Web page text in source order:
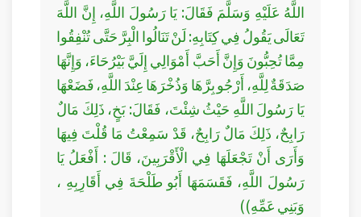
اللَّهُ عَلَيْهِ وَسَلَّمَ فَقَالَ: يَا رَسُولَ اللَّهِ، إِنَّ اللَّهَ
تَعَالَى يَقُولُ فِي كِتَابِهِ: لَنْ تَنَالُوا الْبِرَّ حَتَّى تُنْفِقُوا
مِمَّا تُحِبُّونَ وَإِنَّ أَحَبَّ أَمْوَالِي إِلَيَّ بَيْرُحَاءَ، وَإِنَّهَا
صَدَقَةٌ لِلَّهِ، أَرْجُو بِرَّهَا وَذُخْرَهَا عِنْدَ اللَّهِ، فَضَعْهَا
يَا رَسُولَ اللَّهِ حَيْثُ شِئْتَ، فَقَالَ: بَخٍ، ذَلِكَ مَالٌ
رَابِحٌ، ذَلِكَ مَالٌ رَابِحٌ، قَدْ سَمِعْتُ مَا قُلْتَ فِيهَا
وَأَرَى أَنْ تَجْعَلَهَا فِي الْأَقْرَبِينَ، قَالَ : أَفْعَلُ يَا
رَسُولَ اللَّهِ، فَقَسَمَهَا أَبُو طَلْحَةَ فِي أَقَارِبِهِ ،
وَبَنِي عَمِّهِ))